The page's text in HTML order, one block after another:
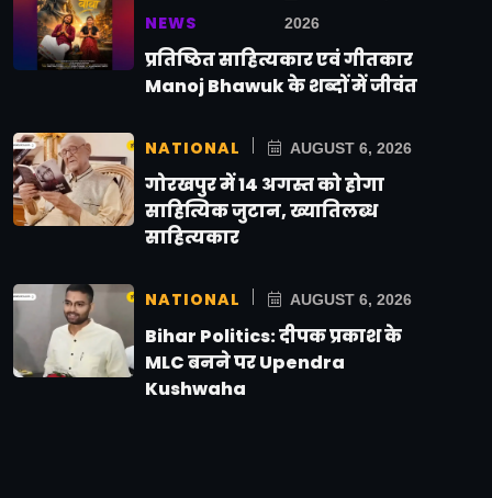
NEWS
2026
प्रतिष्ठित साहित्यकार एवं गीतकार
Manoj Bhawuk के शब्दों में जीवंत
NATIONAL AUGUST 6, 2026
गोरखपुर में 14 अगस्त को होगा
साहित्यिक जुटान, ख्यातिलब्ध
साहित्यकार
NATIONAL AUGUST 6, 2026
Bihar Politics: दीपक प्रकाश के
MLC बनने पर Upendra
Kushwaha